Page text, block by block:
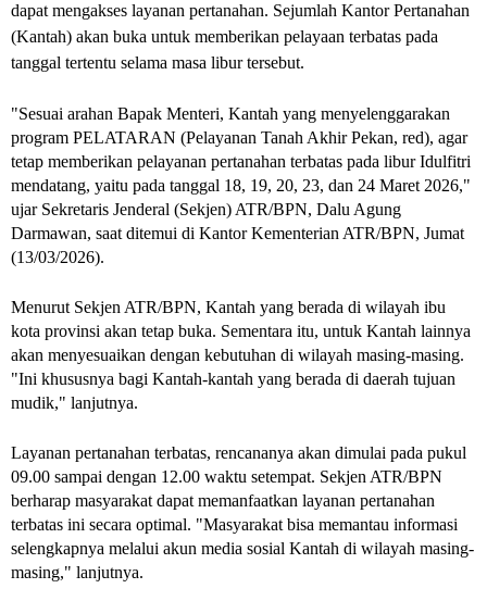
dapat mengakses layanan pertanahan. Sejumlah Kantor Pertanahan
(Kantah) akan buka untuk memberikan pelayaan terbatas pada
tanggal tertentu selama masa libur tersebut.
"Sesuai arahan Bapak Menteri, Kantah yang menyelenggarakan
program PELATARAN (Pelayanan Tanah Akhir Pekan, red), agar
tetap memberikan pelayanan pertanahan terbatas pada libur Idulfitri
mendatang, yaitu pada tanggal 18, 19, 20, 23, dan 24 Maret 2026,"
ujar Sekretaris Jenderal (Sekjen) ATR/BPN, Dalu Agung
Darmawan, saat ditemui di Kantor Kementerian ATR/BPN, Jumat
(13/03/2026).
Menurut Sekjen ATR/BPN, Kantah yang berada di wilayah ibu
kota provinsi akan tetap buka. Sementara itu, untuk Kantah lainnya
akan menyesuaikan dengan kebutuhan di wilayah masing-masing.
"Ini khususnya bagi Kantah-kantah yang berada di daerah tujuan
mudik," lanjutnya.
Layanan pertanahan terbatas, rencananya akan dimulai pada pukul
09.00 sampai dengan 12.00 waktu setempat. Sekjen ATR/BPN
berharap masyarakat dapat memanfaatkan layanan pertanahan
terbatas ini secara optimal. "Masyarakat bisa memantau informasi
selengkapnya melalui akun media sosial Kantah di wilayah masing-
masing," lanjutnya.